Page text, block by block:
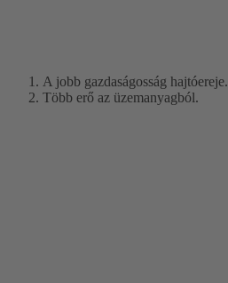
A jobb gazdaságosság hajtóereje.
Több erő az üzemanyagból.